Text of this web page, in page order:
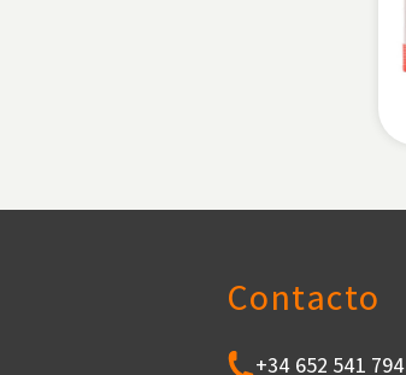
Contacto
+34 652 541 794